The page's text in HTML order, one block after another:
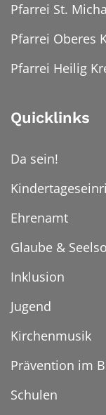
Pfarrei St.
Pfarrei Oberes
Pfarrei Heilig
Quicklinks
Da sein!
Ehrenamt
Glaube &
Inklusion
Jugend
Kirchenmusik
Prävention im
Schulen